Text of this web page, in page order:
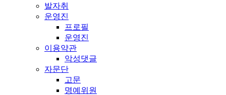
발자취
운영진
프로필
운영진
이용약관
악성댓글
자문단
고문
명예위원